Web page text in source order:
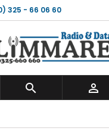
325 - 66 06 60
 